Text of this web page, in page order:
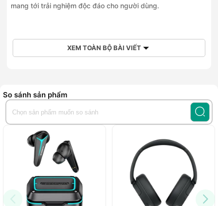
mang tới trải nghiệm độc đáo cho người dùng.
XEM TOÀN BỘ BÀI VIẾT
So sánh sản phẩm